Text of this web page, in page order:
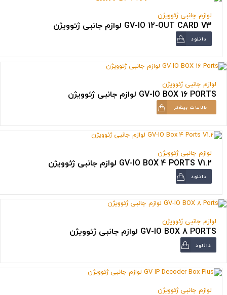
لوازم جانبی ژئوویژن
GV-IO 12-OUT CARD V3 لوازم جانبی ژئوویژن
دانلود
لوازم جانبی ژئوویژن
GV-IO BOX 16 PORTS لوازم جانبی ژئوویژن
اطلاعات بیشتر
لوازم جانبی ژئوویژن
GV-IO BOX 4 PORTS V1.2 لوازم جانبی ژئوویژن
دانلود
لوازم جانبی ژئوویژن
GV-IO BOX 8 PORTS لوازم جانبی ژئوویژن
دانلود
لوازم جانبی ژئوویژن